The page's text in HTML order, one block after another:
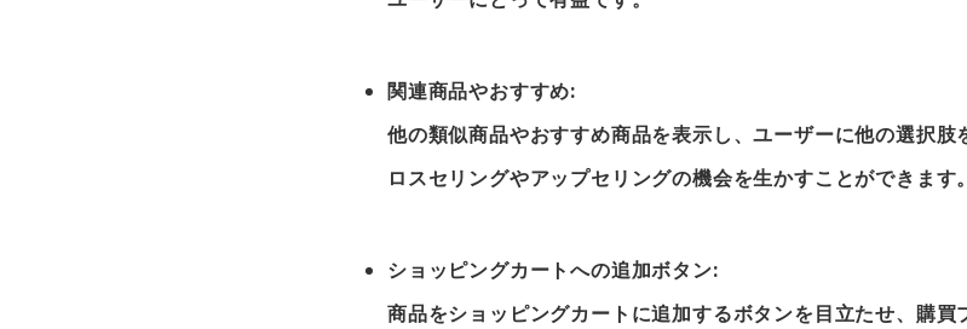
関連商品やおすすめ:
他の類似商品やおすすめ商品を表示し、ユーザーに他の選択肢
ロスセリングやアップセリングの機会を生かすことができます。
ショッピングカートへの追加ボタン:
商品をショッピングカートに追加するボタンを目立たせ、購買